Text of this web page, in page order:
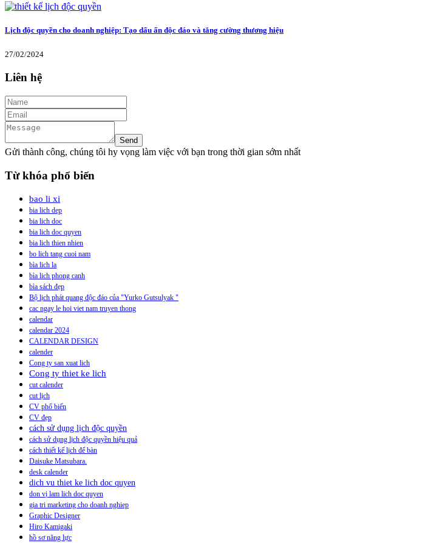
Lịch độc quyền cho doanh nghiệp: Tạo dấu ấn độc đáo và tăng cường thương hiệu
27/02/2024
Liên hệ
Gửi thành công, chúng tôi hy vọng làm việc với bạn trong thời gian sớm nhất
Từ khóa phổ biến
bao li xi
bia lich dep
bia lich doc
bia lich doc quyen
bia lich thien nhien
bo lich tang cuoi nam
bìa lich la
bìa lich phong canh
bìa sách đẹp
Bộ lịch phát quang độc đáo của "Yurko Gutsulyak "
cac ngay le hoi viet nam truyen thong
calendar
calendar 2024
CALENDAR DESIGN
calender
Cong ty san xuat lich
Cong ty thiet ke lich
cut calender
cut lịch
CV phổ biến
CV đẹp
cách sử dụng lịch độc quyền
cách sử dụng lịch độc quyền hiệu quả
cách thiết kế lịch để bàn
Daisuke Matsubara.
desk calender
dich vu thiet ke lich doc quyen
don vị lam lich doc quyen
gia tri marketing cho doanh nghiep
Graphic Designer
Hiro Kamigaki
hồ sơ năng lực